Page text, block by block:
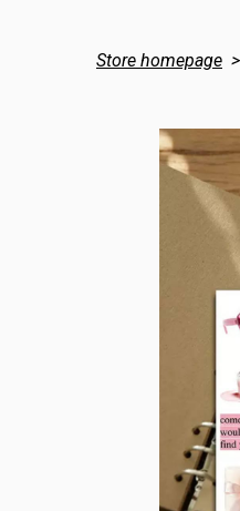
Store homepage